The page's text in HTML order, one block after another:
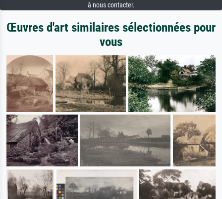
à nous contacter.
Œuvres d'art similaires sélectionnées pour
vous